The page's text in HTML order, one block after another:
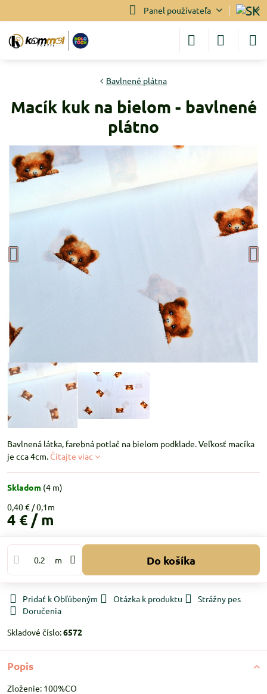
Panel používateľa
Bavlnené plátna
Macík kuk na bielom - bavlnené
plátno
Bavlnená látka, farebná potlač na bielom podklade. Veľkosť macíka
je cca 4cm. Čítajte viac
Skladom (4 m)
0,40 €
4 € / m
m Do košíka
Pridať k Obľúbeným Otázka k produktu
Strážny pes
Doručenia
Skladové číslo:6572
Popis
Zloženie: 100%CO